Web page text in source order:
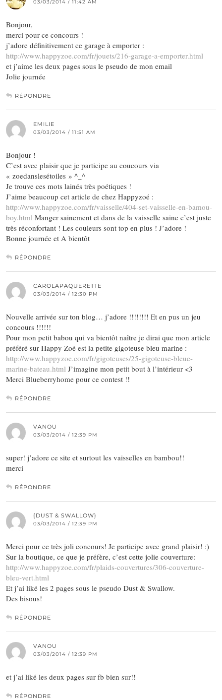
03/03/2014 / 11:42 AM
Bonjour,
merci pour ce concours !
j’adore définitivement ce garage à emporter :
http://www.happyzoe.com/fr/jouets/216-garage-a-emporter.html
et j’aime les deux pages sous le pseudo de mon email
Jolie journée
RÉPONDRE
EMILIE
03/03/2014 / 11:51 AM
Bonjour !
C’est avec plaisir que je participe au coucours via
« zoedanslesétoiles » ^_^
Je trouve ces mots lainés très poétiques !
J’aime beaucoup cet article de chez Happyzoé :
http://www.happyzoe.com/fr/vaisselle/404-set-vaisselle-en-bamou-
boy.html Manger sainement et dans de la vaisselle saine c’est juste
très réconfortant ! Les couleurs sont top en plus ! J’adore !
Bonne journée et A bientôt
RÉPONDRE
CAROLAPAQUERETTE
03/03/2014 / 12:30 PM
Nouvelle arrivée sur ton blog… j’adore !!!!!!!! Et en pus un jeu
concours !!!!!!
Pour mon petit babou qui va bientôt naître je dirai que mon article
préféré sur Happy Zoé est la petite gigoteuse bleu marine :
http://www.happyzoe.com/fr/gigoteuses/25-gigoteuse-bleue-
marine-bateau.html J’imagine mon petit bout à l’intérieur <3
Merci Blueberryhome pour ce contest !!
RÉPONDRE
VANOU
03/03/2014 / 12:39 PM
super! j’adore ce site et surtout les vaisselles en bambou!!
merci
RÉPONDRE
{DUST & SWALLOW}
03/03/2014 / 12:39 PM
Merci pour ce très joli concours! Je participe avec grand plaisir! :)
Sur la boutique, ce que je préfère, c’est cette jolie couverture:
http://www.happyzoe.com/fr/plaids-couvertures/306-couverture-
bleu-vert.html
Et j’ai liké les 2 pages sous le pseudo Dust & Swallow.
Des bisous!
RÉPONDRE
VANOU
03/03/2014 / 12:39 PM
et j’ai liké les deux pages sur fb bien sur!!
RÉPONDRE